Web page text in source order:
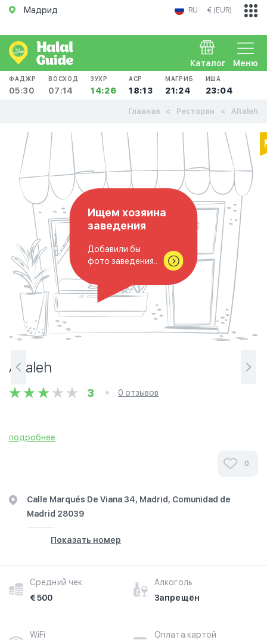
Мадрид RU € (EUR)
Меню
Каталог
ФАДЖР
05:30
ВОСХОД
07:14
ЗУХР
14:26
АСР
18:13
МАГРИБ
21:24
ИША
23:04
Главная Ресторан Altaleh
Ищем хозяина
заведения
Добавили бы
фото заведения..
Altaleh
3 0 отзывов
подробнее
0
Calle Marqués De Viana 34, Madrid, Comunidad de
Madrid 28039
Показать номер
Средний чек
€ 500
Алкоголь
Запрещён
WiFi
Оплата картой